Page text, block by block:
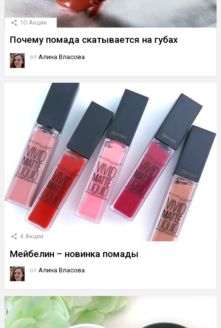
10 Акции
Почему помада скатывается на губах
от Алина Власова
4 Акции
Мейбелин – новинка помады
от Алина Власова